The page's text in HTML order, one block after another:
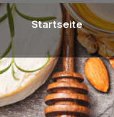
Startseite